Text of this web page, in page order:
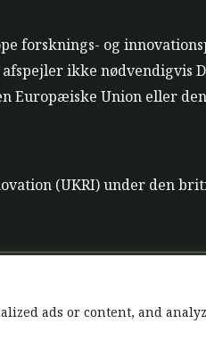
ads or content, and
forsknings- og
ikke
Europæiske Union eller
(UKRI) under den